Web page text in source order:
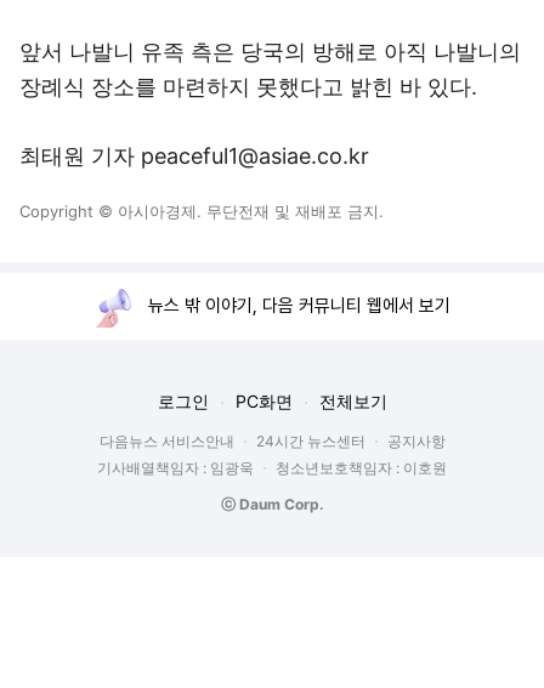
앞서 나발니 유족 측은 당국의 방해로 아직 나발니의
장례식 장소를 마련하지 못했다고 밝힌 바 있다.
최태원 기자 peaceful1@asiae.co.kr
Copyright © 아시아경제. 무단전재 및 재배포 금지.
뉴스 밖 이야기, 다음 커뮤니티 웹에서 보기
로그인 PC화면 전체보기
다음뉴스 서비스안내 24시간 뉴스센터
공지사항
기사배열책임자 : 임광욱
청소년보호책임자 : 이호원
ⓒ Daum Corp.